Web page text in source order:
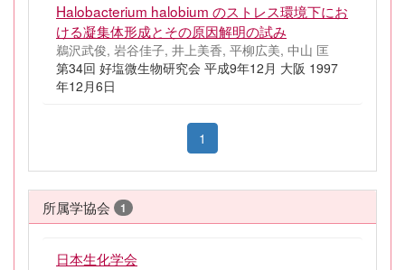
Halobacterium halobium のストレス環境下にお
ける凝集体形成とその原因解明の試み
鵜沢武俊, 岩谷佳子, 井上美香, 平柳広美, 中山 匡
第34回 好塩微生物研究会 平成9年12月 大阪 1997
年12月6日
1
所属学協会 1
日本生化学会